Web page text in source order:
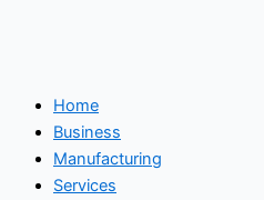
Home
Business
Manufacturing
Services